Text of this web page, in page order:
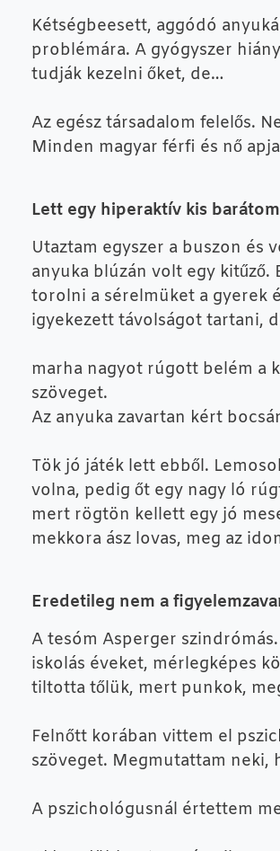
Kétségbeesett, aggódó
problémára. A gyógyszer
tudják kezelni őket, de…
Az egész társadalom felelős.
Minden magyar férfi és nő
Lett egy hiperaktív kis barátom
Utaztam egyszer a buszon és
anyuka blúzán volt egy
torolni a sérelmüket a gyerek
igyekezett távolságot tartani,
marha nagyot rúgott belém a
szöveget.
Az anyuka zavartan kért
Tök jó játék lett ebből.
volna, pedig őt egy nagy ló
mert rögtön kellett egy jó
mekkora ász lovas, meg az
Eredetileg nem a
A tesóm Asperger
iskolás éveket, mérlegképes
tiltotta tőlük, mert punkok,
Felnőtt korában vittem el
szöveget. Megmutattam neki,
A pszichológusnál értettem